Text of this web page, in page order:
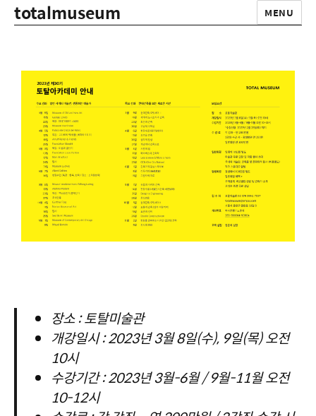
totalmuseum MENU
장소 : 토탈미술관
개강일시 : 2023년 3월 8일(수), 9일(목) 오전
10시
수강기간 : 2023년 3월-6월 / 9월-11월 오전
10-12시